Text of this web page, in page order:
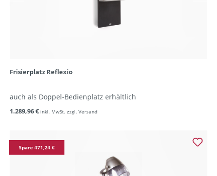
Frisierplatz Reflexio
auch als Doppel-Bedienplatz erhältlich
1.289,96 € inkl. MwSt. zzgl. Versand
Spare 471,24 €